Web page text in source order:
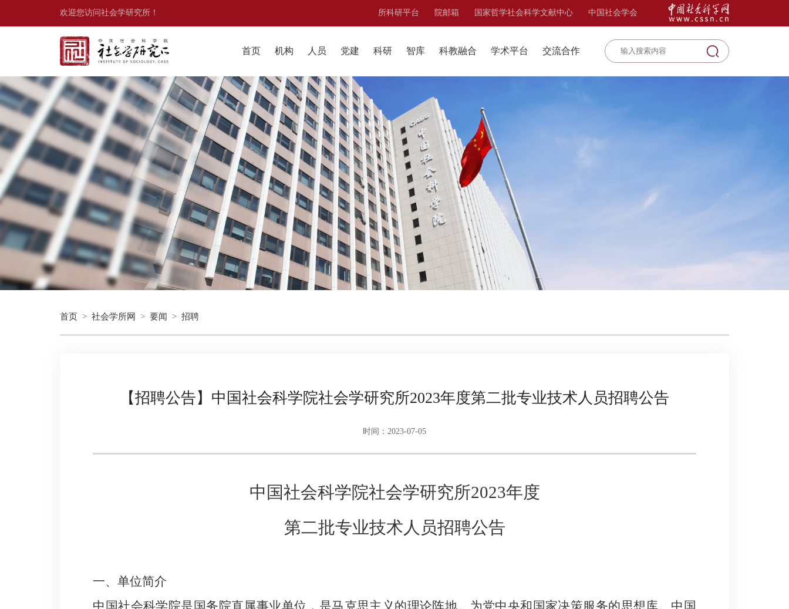
欢迎您访问社会学研究所！ 所科研平台 院邮箱 国家哲学社会科学文献中心 中国社会学会
首页 机构 人员 党建 科研 智库 科教融合 学术平台 交流合作
首页 > 社会学所网 > 要闻 > 招聘
【招聘公告】中国社会科学院社会学研究所2023年度第二批专业技术人员招聘公告
时间：2023-07-05
中国社会科学院社会学研究所2023年度
第二批专业技术人员招聘公告
一、单位简介
中国社会科学院是国务院直属事业单位，是马克思主义的理论阵地、为党中央和国家决策服务的思想库、中国